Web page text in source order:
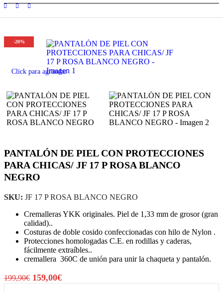
-20%
Click para agrandar
PANTALÓN DE PIEL CON PROTECCIONES
PARA CHICAS/ JF 17 P ROSA BLANCO
NEGRO
SKU: JF 17 P ROSA BLANCO NEGRO
Cremalleras YKK originales. Piel de 1,33 mm de grosor (gran
calidad)..
Costuras de doble cosido confeccionadas con hilo de Nylon .
Protecciones homologadas C.E. en rodillas y caderas,
fácilmente extraíbles..
cremallera 360C de unión para unir la chaqueta y pantalón.
199,90€ El
159,00€El